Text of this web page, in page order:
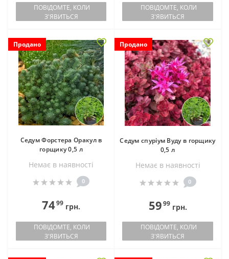
ПОВІДОМТЕ, КОЛИ
З'ЯВИТЬСЯ
ПОВІДОМТЕ, КОЛИ
З'ЯВИТЬСЯ
Продано
Седум Форстера Оракул в
горщику 0,5 л
Немає в наявностi
0
7499 грн.
ПОВІДОМТЕ, КОЛИ
З'ЯВИТЬСЯ
Продано
Седум спуріум Вуду в горщику
0,5 л
Немає в наявностi
0
5999грн.
ПОВІДОМТЕ, КОЛИ
З'ЯВИТЬСЯ